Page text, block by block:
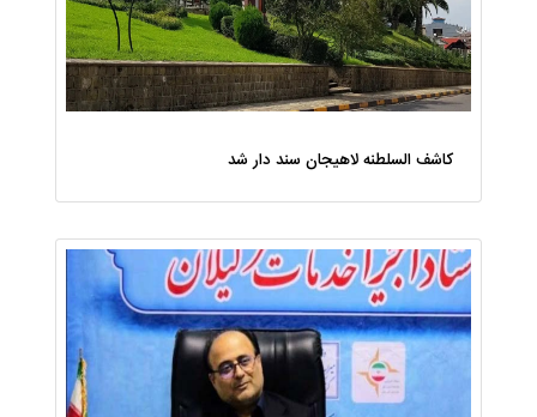
کاشف السلطنه لاهیجان سند دار شد